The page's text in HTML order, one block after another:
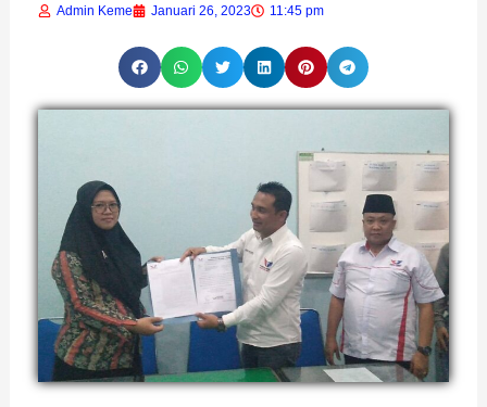
Admin Keme Januari 26, 2023 11:45 pm